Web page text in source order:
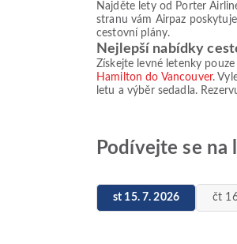
Najděte lety od Porter
stranu vám Airpaz
cestovní plány.
Nejlepší nabídky
Získejte levné letenky
Hamilton do Vancouver.
letu a výběr sedadla.
Podívejte se
st 15. 7. 2026 čt